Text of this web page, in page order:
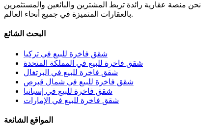
نحن منصة عقارية رائدة تربط المشترين والبائعين والمستثمرين
بالعقارات المتميزة في جميع أنحاء العالم.
البحث الشائع
شقق فاخرة للبيع في تركيا
شقق فاخرة للبيع في المملكة المتحدة
شقق فاخرة للبيع في البرتغال
شقق فاخرة للبيع في شمال قبرص
شقق فاخرة للبيع في إسبانيا
شقق فاخرة للبيع في الإمارات
المواقع الشائعة